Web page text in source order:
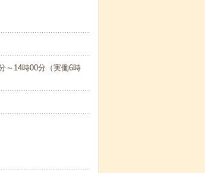
～14時00分（実働6時